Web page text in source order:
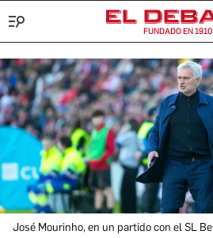
FUNDADO EN 1910
José Mourinho, en un partido con el SL